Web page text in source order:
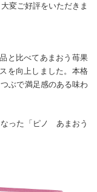
変ご好評をいただきま
と比べてあまおう苺果
を向上しました。本格
ぶで満足感のある味わ
った「ピノ あまおう